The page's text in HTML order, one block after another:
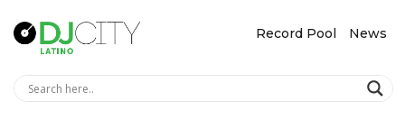
Record Pool News